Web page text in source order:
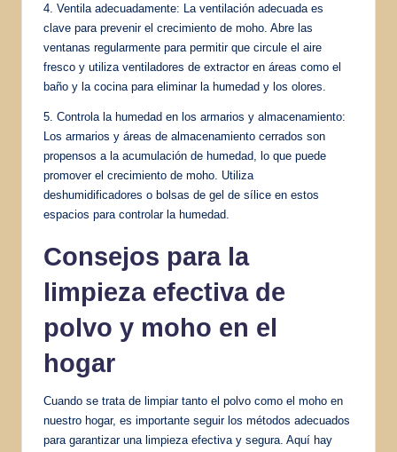
4. Ventila adecuadamente: La ventilación adecuada es
clave para prevenir el crecimiento de moho. Abre las
ventanas regularmente para permitir que circule el aire
fresco y utiliza ventiladores de extractor en áreas como el
baño y la cocina para eliminar la humedad y los olores.
5. Controla la humedad en los armarios y almacenamiento:
Los armarios y áreas de almacenamiento cerrados son
propensos a la acumulación de humedad, lo que puede
promover el crecimiento de moho. Utiliza
deshumidificadores o bolsas de gel de sílice en estos
espacios para controlar la humedad.
Consejos para la
limpieza efectiva de
polvo y moho en el
hogar
Cuando se trata de limpiar tanto el polvo como el moho en
nuestro hogar, es importante seguir los métodos adecuados
para garantizar una limpieza efectiva y segura. Aquí hay